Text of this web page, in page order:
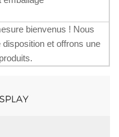
bienvenus ! Nous
et offrons une